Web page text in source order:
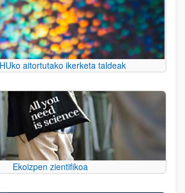
aitortutako ikerketa taldeak
Ekoizpen zientifikoa